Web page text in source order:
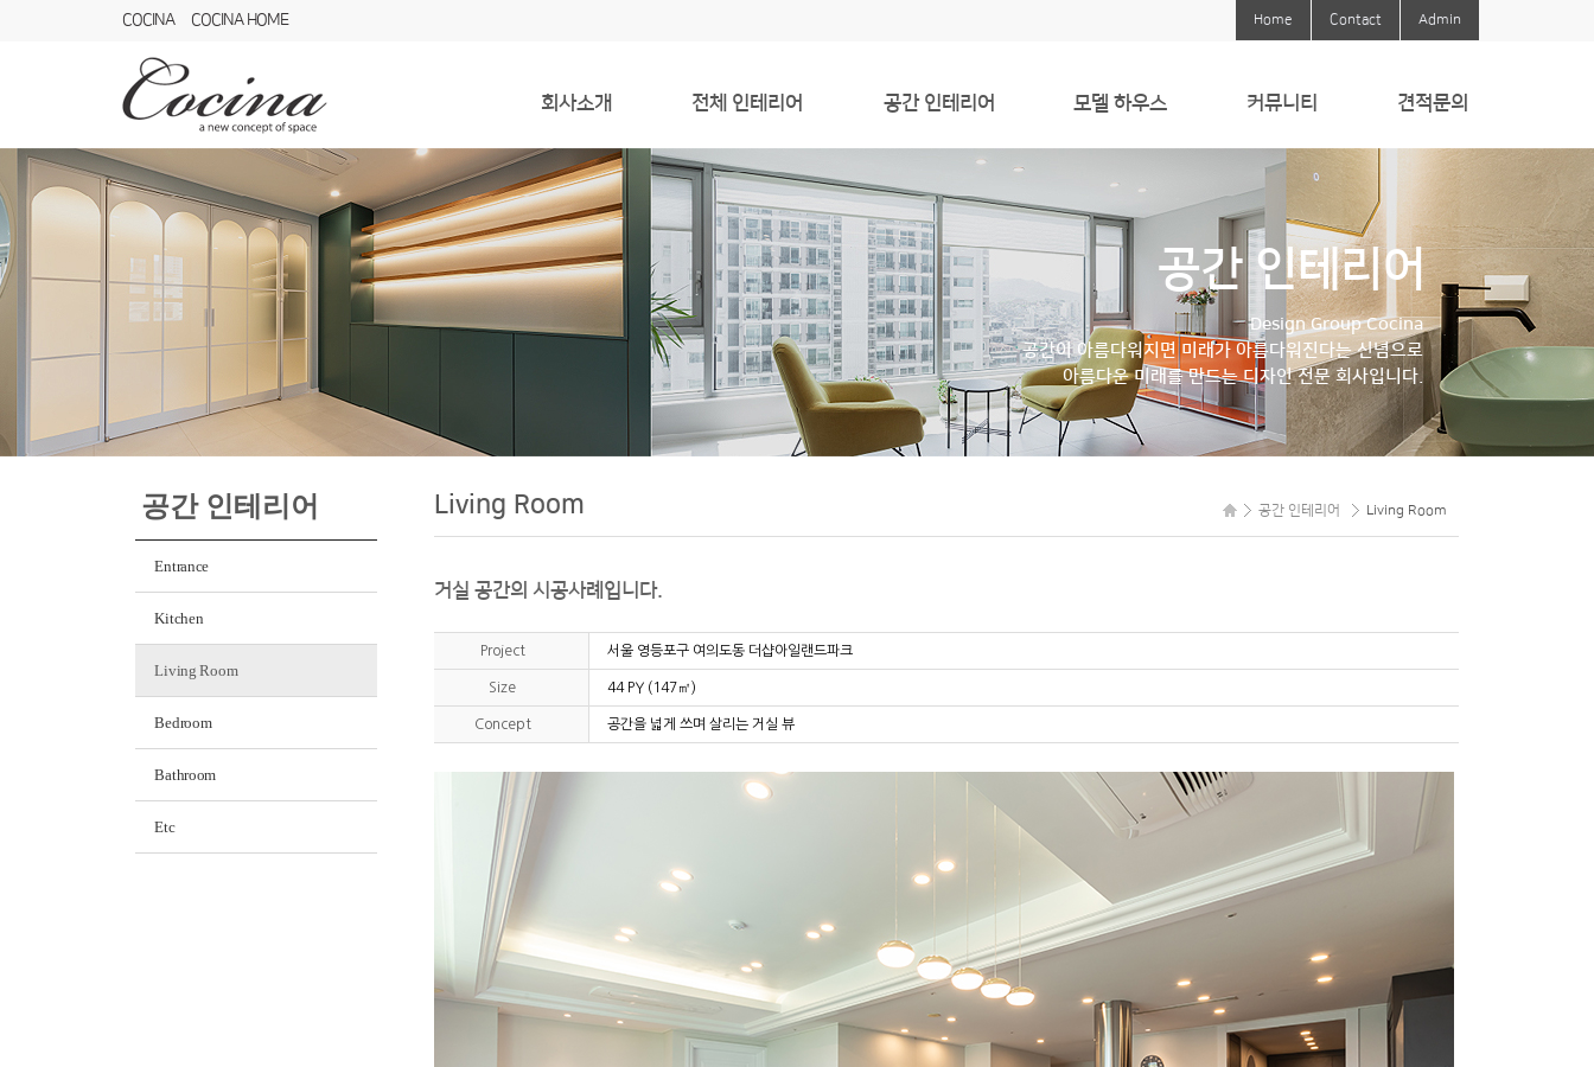
COCINA COCINA HOME Home Contact Admin
회사소개
About
History
Service
전체 인테리어
20PY
30PY
40PY
50PY +
Commercial
공간 인테리어
Kitchen
Living Room
Bedroom
Bathroom
Etc
모델 하우스 커뮤니티
Instagram
Blog
Youtube
Cocina Magazine
견적문의
공간 인테리어
Design Group Cocina
공간이 아름다워지면 미래가 아름다워진다는 신념으로
아름다운 미래를 만드는 디자인 전문 회사입니다.
공간 인테리어
Entrance
Kitchen
Living Room
Bedroom
Bathroom
Etc
공간 인테리어 Living Room
Living Room
거실 공간의 시공사례입니다.
Project 서울 영등포구 여의도동 더샵아일랜드파크
Size 44 PY (147㎡)
Concept 공간을 넓게 쓰며 살리는 거실 뷰